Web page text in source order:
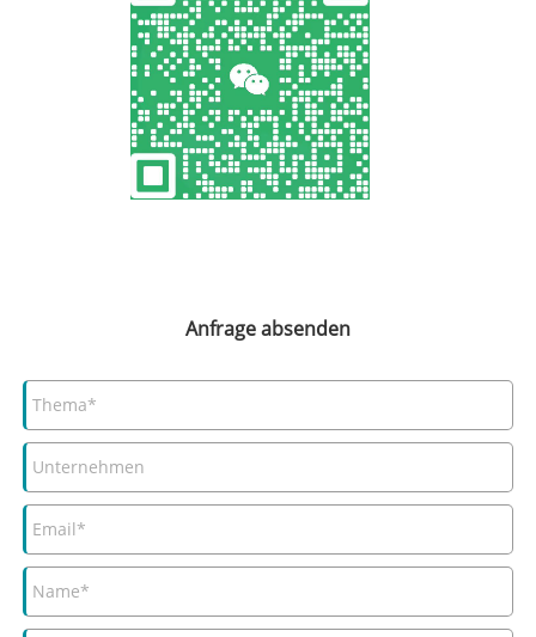
Anfrage absenden